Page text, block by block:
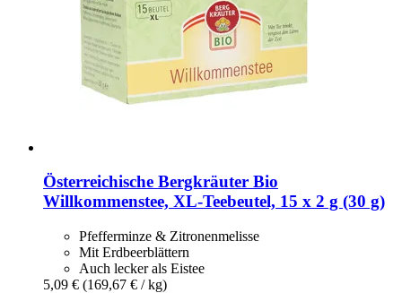
Österreichische Bergkräuter Bio
Willkommenstee, XL-​Teebeutel, 15 x 2 g (30 g)
Pfefferminze & Zitronenmelisse
Mit Erdbeerblättern
Auch lecker als Eistee
5,09 € (169,67 € / kg)